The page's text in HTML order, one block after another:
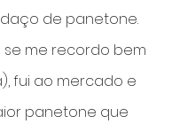
de panetone.
se me recordo bem
fui ao mercado e
panetone que